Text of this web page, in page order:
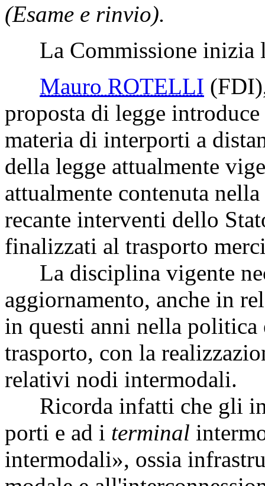
(Esame e rinvio).
La Commissione inizia
Mauro ROTELLI (FDI)
proposta di legge
materia di interporti a
della legge attualmente
attualmente contenuta
recante interventi dello
finalizzati al trasporto
La disciplina vigente
aggiornamento, anche in
in questi anni nella
trasporto, con la
relativi nodi intermodali.
Ricorda infatti che gli
porti e ad i terminal
intermodali», ossia